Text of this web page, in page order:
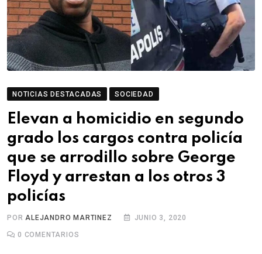
NOTICIAS DESTACADAS SOCIEDAD
Elevan a homicidio en segundo
grado los cargos contra policía
que se arrodillo sobre George
Floyd y arrestan a los otros 3
policías
PORALEJANDRO MARTINEZ JUNIO 3, 2020
0 COMENTARIOS